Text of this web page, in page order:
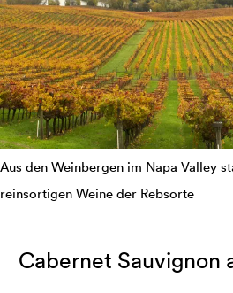
Aus den Weinbergen im Napa Valley
reinsortigen Weine der Rebsorte
Cabernet Sauvignon